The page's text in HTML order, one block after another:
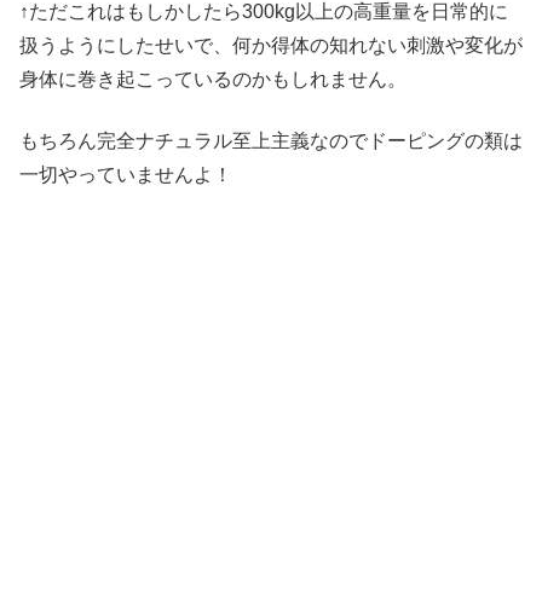
↑ただこれはもしかしたら300kg以上の高重量を日常的に
扱うようにしたせいで、何か得体の知れない刺激や変化が
身体に巻き起こっているのかもしれません。
もちろん完全ナチュラル至上主義なのでドーピングの類は
一切やっていませんよ！